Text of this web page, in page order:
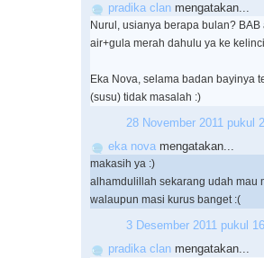
pradika clan mengatakan...
Nurul, usianya berapa bulan?
air+gula merah dahulu ya ke
Eka Nova, selama badan bayinya
(susu) tidak masalah :)
28 November 2011 pukul
eka nova mengatakan...
makasih ya :)
alhamdulillah sekarang udah mau
walaupun masi kurus banget :(
3 Desember 2011 pukul
pradika clan mengatakan...